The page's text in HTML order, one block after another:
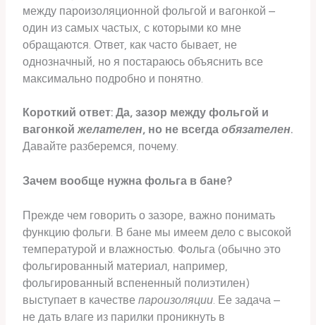
между пароизоляционной фольгой и вагонкой –
один из самых частых, с которыми ко мне
обращаются. Ответ, как часто бывает, не
однозначный, но я постараюсь объяснить все
максимально подробно и понятно.
Короткий ответ: Да, зазор между фольгой и
вагонкойжелателен, но не всегдаобязателен.
Давайте разберемся, почему.
Зачем вообще нужна фольга в бане?
Прежде чем говорить о зазоре, важно понимать
функцию фольги. В бане мы имеем дело с высокой
температурой и влажностью. Фольга (обычно это
фольгированный материал, например,
фольгированный вспененный полиэтилен)
выступает в качествепароизоляции. Ее задача –
не дать влаге из парилки проникнуть в